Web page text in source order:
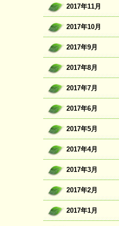
2017年11月
2017年10月
2017年9月
2017年8月
2017年7月
2017年6月
2017年5月
2017年4月
2017年3月
2017年2月
2017年1月